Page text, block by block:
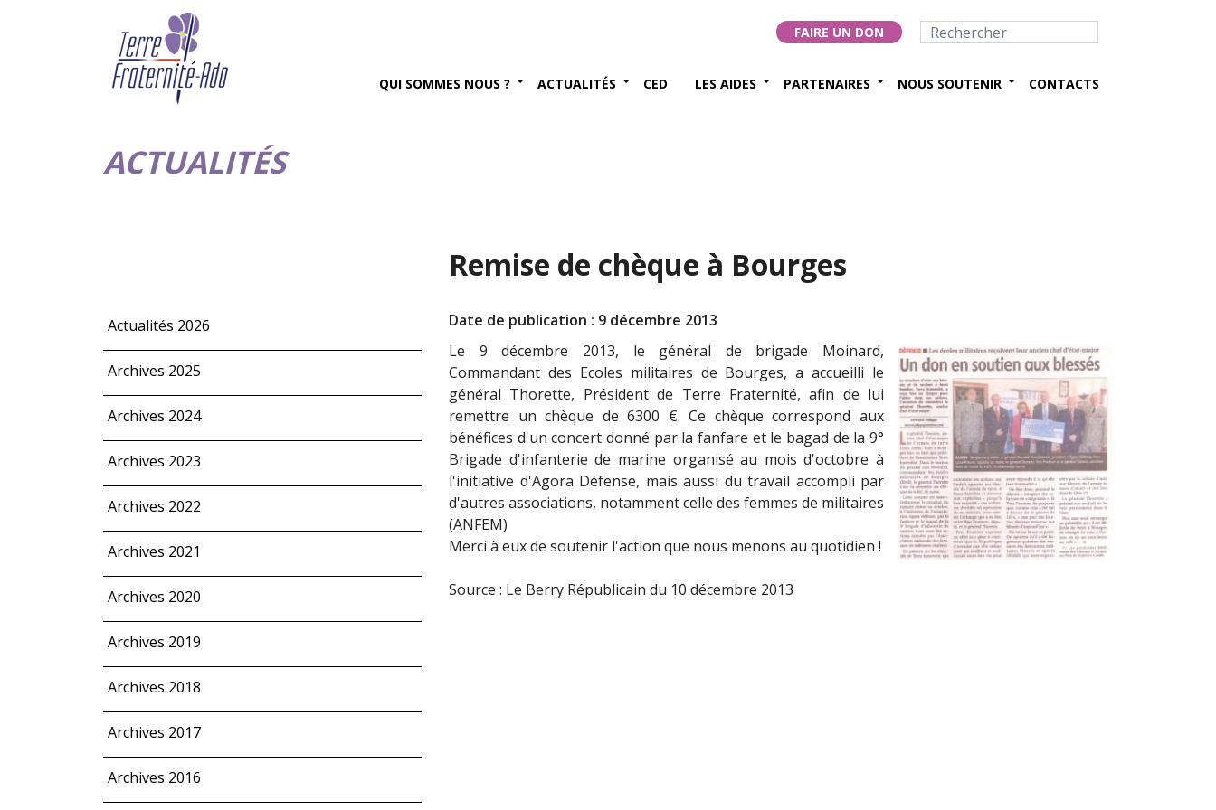
FAIRE UN DON
QUI SOMMES NOUS ? ACTUALITÉS CED LES AIDES PARTENAIRES NOUS SOUTENIR CONTACTS
ACTUALITÉS
Actualités 2026
Archives 2025
Archives 2024
Archives 2023
Archives 2022
Archives 2021
Archives 2020
Archives 2019
Archives 2018
Archives 2017
Archives 2016
Remise de chèque à Bourges
Date de publication : 9 décembre 2013
Le 9 décembre 2013, le général de brigade Moinard,
Commandant des Ecoles militaires de Bourges, a accueilli le
général Thorette, Président de Terre Fraternité, afin de lui
remettre un chèque de 6300 €. Ce chèque correspond aux
bénéfices d'un concert donné par la fanfare et le bagad de la 9°
Brigade d'infanterie de marine organisé au mois d'octobre à
l'initiative d'Agora Défense, mais aussi du travail accompli par
d'autres associations, notamment celle des femmes de militaires
(ANFEM)
Merci à eux de soutenir l'action que nous menons au quotidien !
Source : Le Berry Républicain du 10 décembre 2013